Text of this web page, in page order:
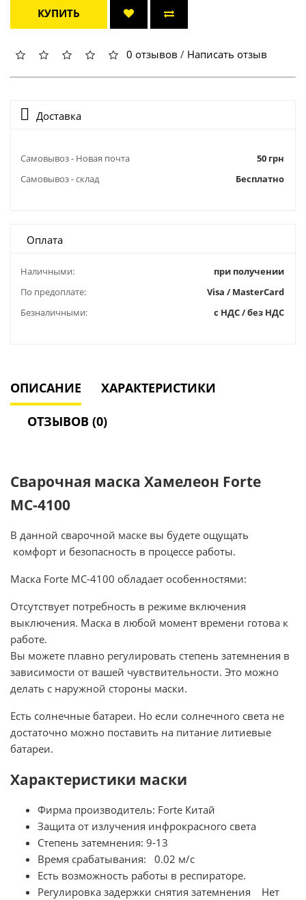
КУПИТЬ
0 отзывов / Написать отзыв
Доставка
Самовывоз - Новая почта
50 грн
Самовывоз - склад
Бесплатно
Оплата
Наличными:
при получении
По предоплате:
Visa / MasterCard
Безналичными:
с НДС / без НДС
ОПИСАНИЕ ХАРАКТЕРИСТИКИ
ОТЗЫВОВ (0)
Сварочная маска Хамелеон Forte
МС-4100
В данной сварочной маске вы будете ощущать
комфорт и безопасность в процессе работы.
Маска Forte МС-4100 обладает особенностями:
Отсутствует потребность в режиме включения
выключения. Маска в любой момент времени готова к
работе.
Вы можете плавно регулировать степень затемнения в
зависимости от вашей чувствительности. Это можно
делать с наружной стороны маски.
Есть солнечные батареи. Но если солнечного света не
достаточно можно поставить на питание литиевые
батареи.
Характеристики маски
Фирма производитель: Forte Китай
Защита от излучения инфрокрасного света
Степень затемнения: 9-13
Время срабатывания: 0.02 м/с
Есть возможность работы в респираторе.
Регулировка задержки снятия затемнения Нет